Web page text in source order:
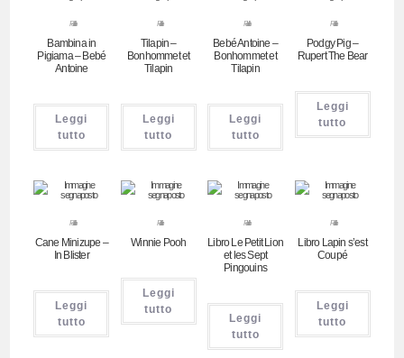
Pubblicitari
Bambina in
Pigiama – Bebé
Antoine
Leggi
tutto
Pubblicitari
Tilapin –
Bonhommet et
Tilapin
Leggi
tutto
Pubblicitari
Bebé Antoine –
Bonhommet et
Tilapin
Leggi
tutto
Pubblicitari
Podgy Pig –
Rupert The Bear
Leggi
tutto
Pubblicitari
Cane Minizupe –
In Blister
Leggi
tutto
Pubblicitari
Winnie Pooh
Leggi
tutto
Pubblicitari
Libro Le Petit Lion
et les Sept
Pingouins
Leggi
tutto
Pubblicitari
Libro Lapin s’est
Coupé
Leggi
tutto